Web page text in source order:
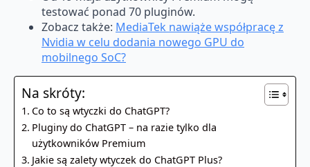
testować ponad 70 pluginów.
Zobacz także: MediaTek nawiąże współpracę z
Nvidia w celu dodania nowego GPU do
mobilnego SoC?
Na skróty:
Co to są wtyczki do ChatGPT?
Pluginy do ChatGPT – na razie tylko dla
użytkowników Premium
Jakie są zalety wtyczek do ChatGPT Plus?